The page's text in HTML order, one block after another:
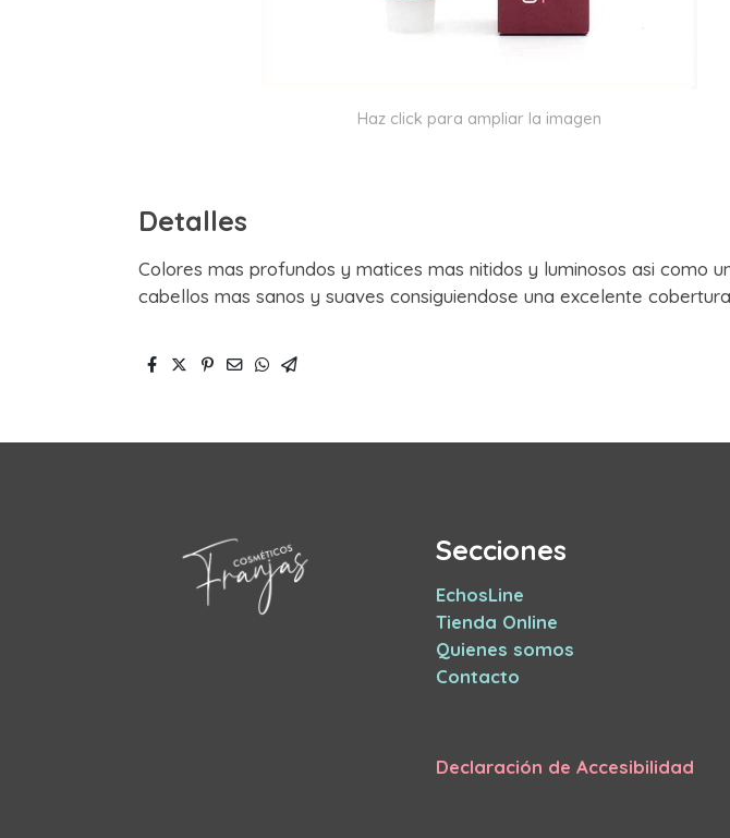
Haz click para ampliar la imagen
Detalles
Colores mas profundos y matices mas nitidos y luminosos asi como
cabellos mas sanos y suaves consiguiendose una excelente
Secciones
EchosLine
Tienda Online
Quienes somos
Contacto
Declaración de Accesibilidad